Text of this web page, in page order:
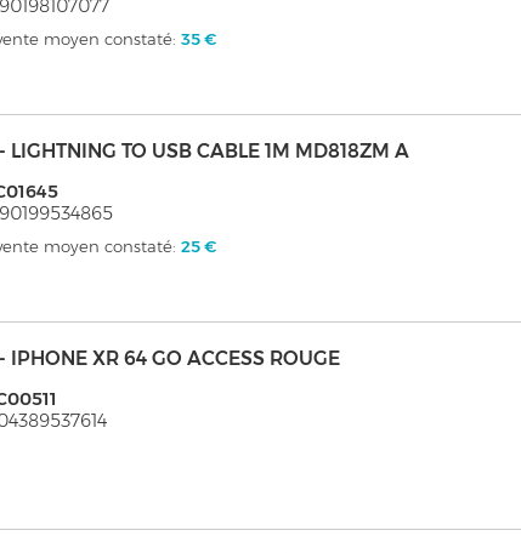
moyen constaté:35 €
TO USB CABLE 1M MD818ZM A
moyen constaté:25 €
XR 64 GO ACCESS ROUGE